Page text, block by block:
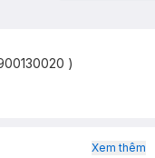
)
Xem thêm